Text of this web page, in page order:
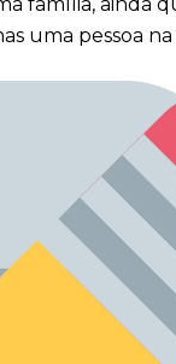
uma pessoa na